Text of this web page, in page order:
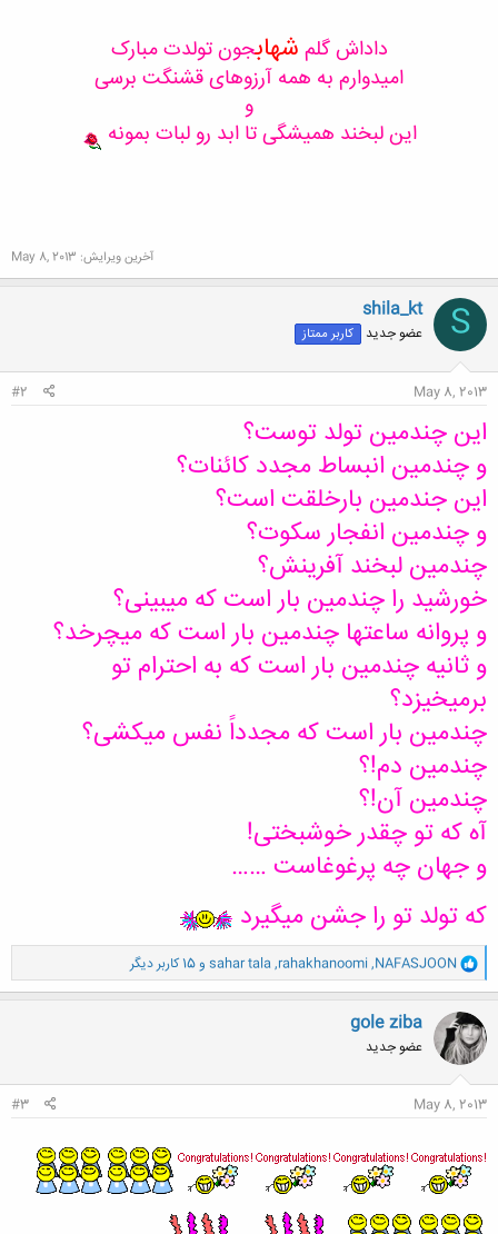
داداش گلم شهابجون تولدت مبارک
امیدوارم به همه آرزوهای قشنگت برسی
و
این لبخند همیشگی تا ابد رو لبات بمونه
آخرین ویرایش: May 8, 2013
S
shila_kt
عضو جدید کاربر ممتاز
May 8, 2013
#2
این چندمین تولد توست؟
و چندمین انبساط مجدد کائنات؟
این جندمین بارخلقت است؟
و چندمین انفجار سکوت؟
چندمین لبخند آفرینش؟
خورشید را چندمین بار است که میبینی؟
و پروانه ساعتها چندمین بار است که میچرخد؟
و ثانیه چندمین بار است که به احترام تو
برمیخیزد؟
چندمین بار است که مجدداً نفس میکشی؟
چندمین دم!؟
چندمین آن!؟
آه که تو چقدر خوشبختی!
و جهان چه پرغوغاست ……
که تولد تو را جشن میگیرد
و
ا
ک
ن
ش
ه
ا
NAFASJOON
,
rahakhanoomi
,
sahar tala و 15 کاربر دیگر
gole ziba
عضو جدید
May 8, 2013
#3